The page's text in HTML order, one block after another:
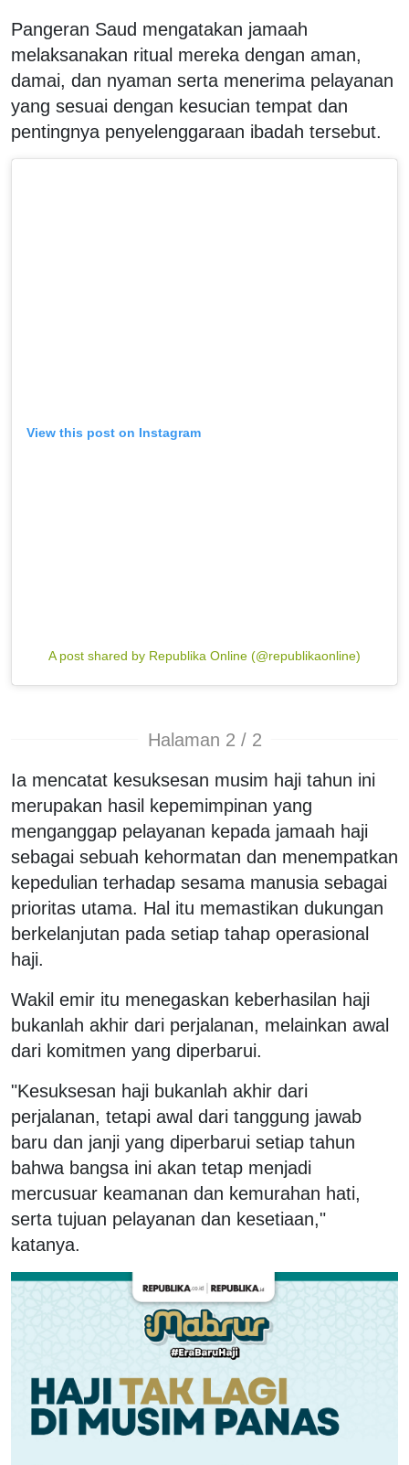
Pangeran Saud mengatakan jamaah
melaksanakan ritual mereka dengan aman,
damai, dan nyaman serta menerima pelayanan
yang sesuai dengan kesucian tempat dan
pentingnya penyelenggaraan ibadah tersebut.
View this post on Instagram
A post shared by Republika Online (@republikaonline)
Halaman 2 / 2
Ia mencatat kesuksesan musim haji tahun ini
merupakan hasil kepemimpinan yang
menganggap pelayanan kepada jamaah haji
sebagai sebuah kehormatan dan menempatkan
kepedulian terhadap sesama manusia sebagai
prioritas utama. Hal itu memastikan dukungan
berkelanjutan pada setiap tahap operasional
haji.
Wakil emir itu menegaskan keberhasilan haji
bukanlah akhir dari perjalanan, melainkan awal
dari komitmen yang diperbarui.
"Kesuksesan haji bukanlah akhir dari
perjalanan, tetapi awal dari tanggung jawab
baru dan janji yang diperbarui setiap tahun
bahwa bangsa ini akan tetap menjadi
mercusuar keamanan dan kemurahan hati,
serta tujuan pelayanan dan kesetiaan,"
katanya.